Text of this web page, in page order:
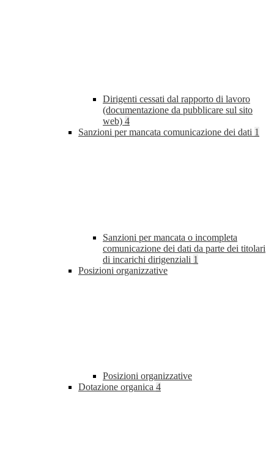
Dirigenti cessati dal rapporto di lavoro
(documentazione da pubblicare sul sito
web) 4
Sanzioni per mancata comunicazione dei dati 1
Sanzioni per mancata o incompleta
comunicazione dei dati da parte dei titolari
di incarichi dirigenziali 1
Posizioni organizzative
Posizioni organizzative
Dotazione organica 4